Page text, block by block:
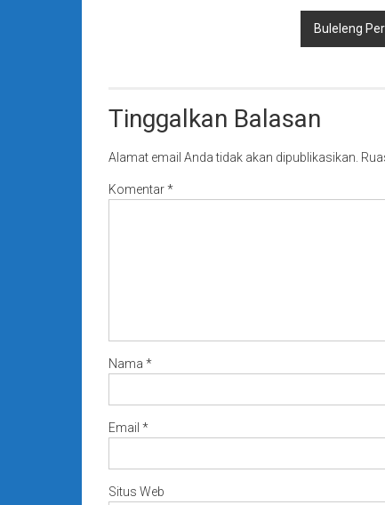
pos
Buleleng
Tinggalkan Balasan
Alamat email Anda tidak akan dipublikasikan.
Komentar*
Nama *
Email *
Situs Web